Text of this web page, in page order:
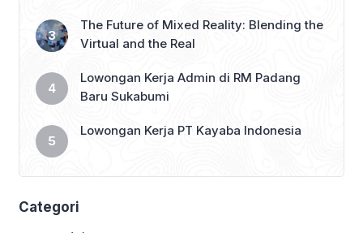
The Future of Mixed Reality: Blending the
Virtual and the Real
Lowongan Kerja Admin di RM Padang
Baru Sukabumi
Lowongan Kerja PT Kayaba Indonesia
Categori